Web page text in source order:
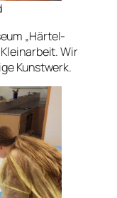
„Härtel-
Wir
Kunstwerk.